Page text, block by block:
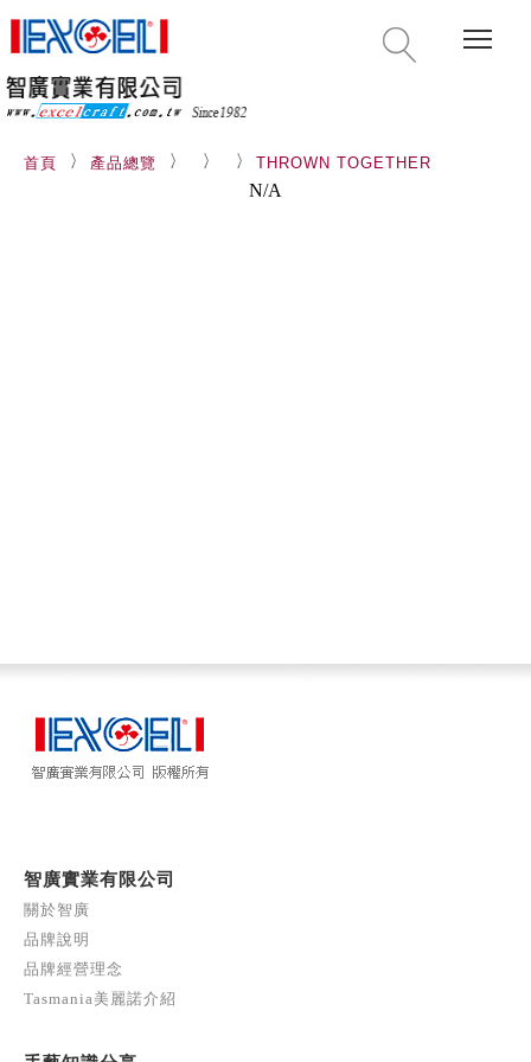
首頁 產品總覽 THROWN TOGETHER
N/A
智廣實業有限公司
關於智廣
品牌說明
品牌經營理念
Tasmania美麗諾介紹